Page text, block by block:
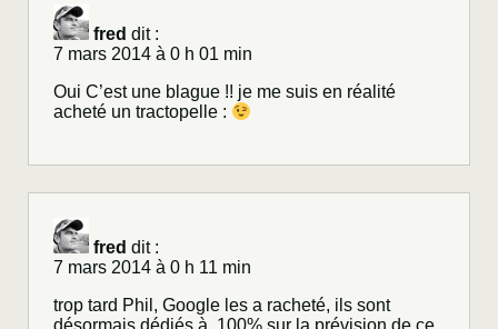
fred dit :
7 mars 2014 à 0 h 01 min
Oui C’est une blague !! je me suis en réalité
acheté un tractopelle :
fred dit :
7 mars 2014 à 0 h 11 min
trop tard Phil, Google les a racheté, ils sont